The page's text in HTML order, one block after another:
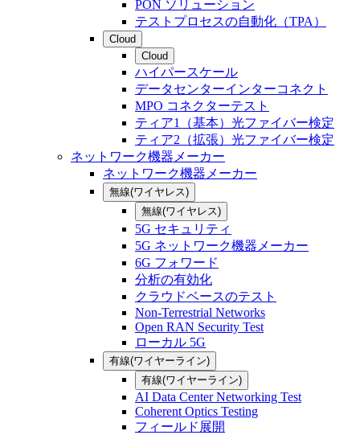
PON ソリューション
テストプロセスの自動化（TPA）
Cloud
Cloud
ハイパースケール
データセンターインターコネクト
MPO コネクターテスト
ティア1（基本）光ファイバー検定
ティア2（拡張）光ファイバー検定
ネットワーク機器メーカー
ネットワーク機器メーカー
無線(ワイヤレス)
無線(ワイヤレス)
5G セキュリティ
5G ネットワーク機器メーカー
6G フォワード
分析の有効化
クラウドベースのテスト
Non-Terrestrial Networks
Open RAN Security Test
ローカル 5G
有線(ワイヤーライン)
有線(ワイヤーライン)
AI Data Center Networking Test
Coherent Optics Testing
フィールド展開